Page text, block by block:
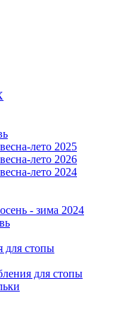
лето 2025
лето 2026
лето 2024
- зима 2024
для стопы
для стопы